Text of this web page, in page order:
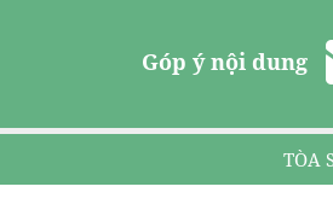
Góp ý nội dung
TÒA